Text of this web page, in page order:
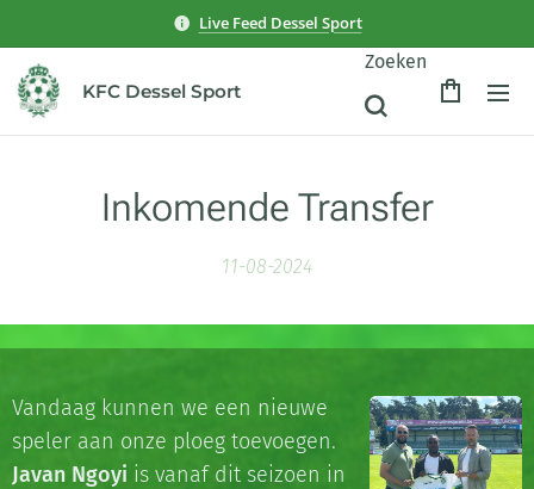
Live Feed Dessel Sport
KFC Dessel Sport
Zoeken
Inkomende Transfer
11-08-2024
Vandaag kunnen we een nieuwe
speler aan onze ploeg toevoegen.
Javan Ngoyi is vanaf dit seizoen in